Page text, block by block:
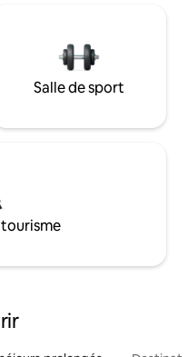
Salle de sport